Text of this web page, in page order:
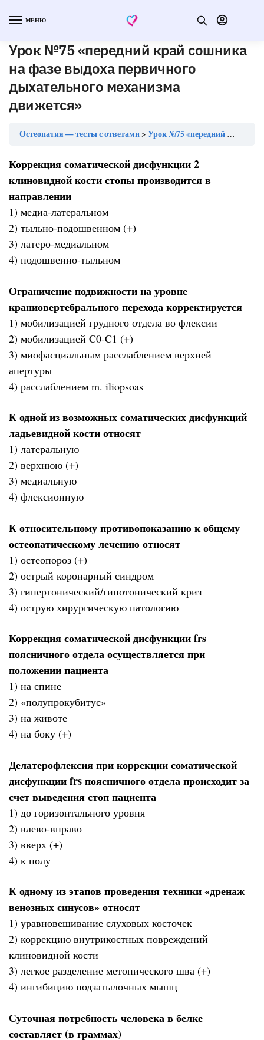
МЕНЮ
Урок №75 «передний край сошника
на фазе выдоха первичного
дыхательного механизма
движется»
Остеопатия — тесты с ответами Урок №75 «передний край сошника на фазе выдоха первичного дыхательного механизма движется»
Коррекция соматической дисфункции 2
клиновидной кости стопы производится в
направлении
1) медиа-латеральном
2) тыльно-подошвенном (+)
3) латеро-медиальном
4) подошвенно-тыльном
Ограничение подвижности на уровне
краниовертебрального перехода корректируется
1) мобилизацией грудного отдела во флексии
2) мобилизацией C0-C1 (+)
3) миофасциальным расслаблением верхней
апертуры
4) расслаблением m. iliopsoas
К одной из возможных соматических дисфункций
ладьевидной кости относят
1) латеральную
2) верхнюю (+)
3) медиальную
4) флексионную
К относительному противопоказанию к общему
остеопатическому лечению относят
1) остеопороз (+)
2) острый коронарный синдром
3) гипертонический/гипотонический криз
4) острую хирургическую патологию
Коррекция соматической дисфункции frs
поясничного отдела осуществляется при
положении пациента
1) на спине
2) «полупрокубитус»
3) на животе
4) на боку (+)
Делатерофлексия при коррекции соматической
дисфункции frs поясничного отдела происходит за
счет выведения стоп пациента
1) до горизонтального уровня
2) влево-вправо
3) вверх (+)
4) к полу
К одному из этапов проведения техники «дренаж
венозных синусов» относят
1) уравновешивание слуховых косточек
2) коррекцию внутрикостных повреждений
клиновидной кости
3) легкое разделение метопического шва (+)
4) ингибицию подзатылочных мышц
Суточная потребность человека в белке
составляет (в граммах)